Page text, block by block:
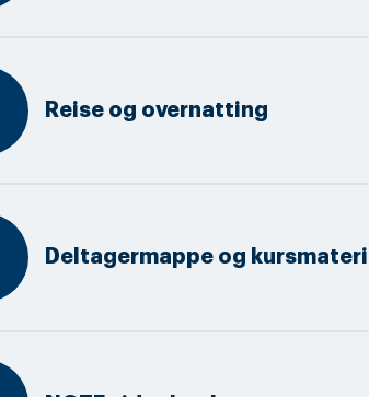
Reise og overnatting
Deltagermappe og